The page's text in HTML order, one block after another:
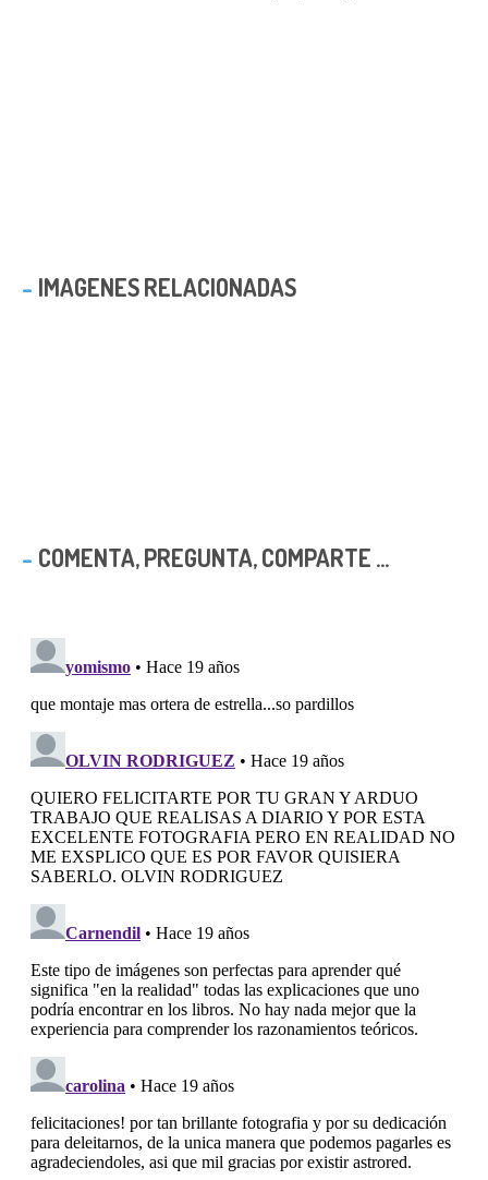
IMAGENES RELACIONADAS
COMENTA, PREGUNTA, COMPARTE ...